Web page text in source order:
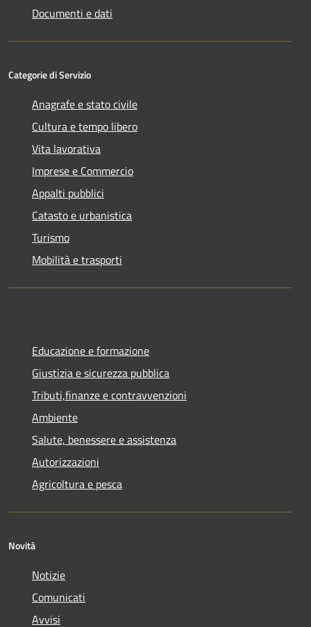
Documenti e dati
Categorie di Servizio
Anagrafe e stato civile
Cultura e tempo libero
Vita lavorativa
Imprese e Commercio
Appalti pubblici
Catasto e urbanistica
Turismo
Mobilità e trasporti
Educazione e formazione
Giustizia e sicurezza pubblica
Tributi,finanze e contravvenzioni
Ambiente
Salute, benessere e assistenza
Autorizzazioni
Agricoltura e pesca
Novità
Notizie
Comunicati
Avvisi